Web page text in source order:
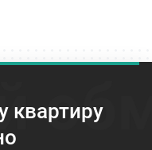
квартиру